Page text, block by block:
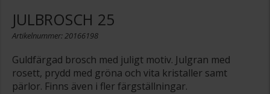
JULBROSCH 25
Artikelnummer: 20166198
Guldfärgad brosch med juligt motiv. Julgran med
rosett, prydd med gröna och vita kristaller samt
pärlor. Finns även i fler färgställningar.